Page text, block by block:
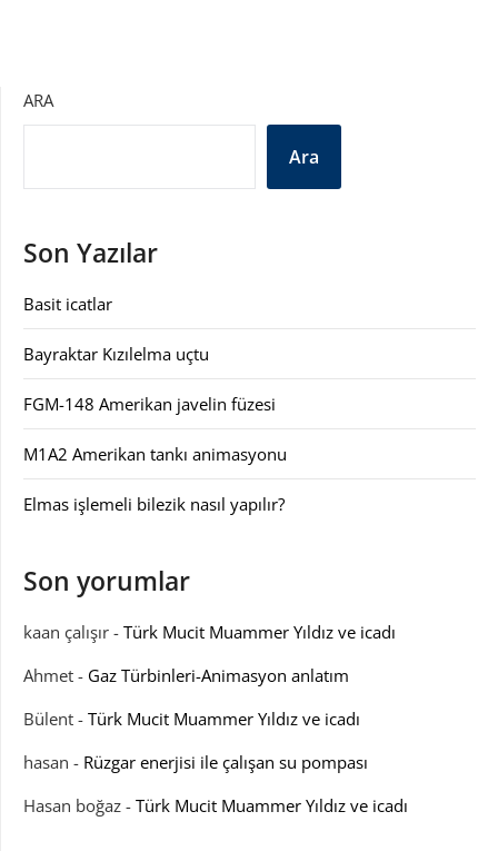
ARA
Ara
Son Yazılar
Basit icatlar
Bayraktar Kızılelma uçtu
FGM-148 Amerikan javelin füzesi
M1A2 Amerikan tankı animasyonu
Elmas işlemeli bilezik nasıl yapılır?
Son yorumlar
kaan çalışır - Türk Mucit Muammer Yıldız ve icadı
Ahmet - Gaz Türbinleri-Animasyon anlatım
Bülent - Türk Mucit Muammer Yıldız ve icadı
hasan - Rüzgar enerjisi ile çalışan su pompası
Hasan boğaz - Türk Mucit Muammer Yıldız ve icadı